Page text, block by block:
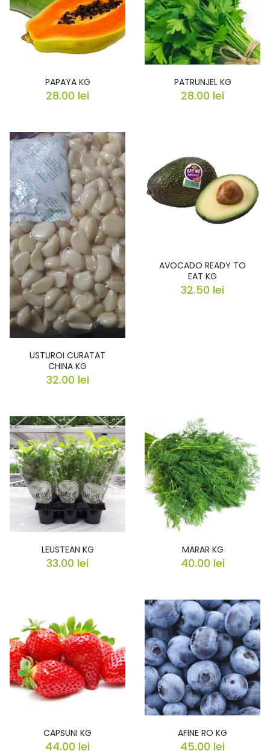
PAPAYA KG
28.00 lei
PATRUNJEL KG
28.00 lei
USTUROI CURATAT
CHINA KG
32.00 lei
AVOCADO READY TO
EAT KG
32.50 lei
LEUSTEAN KG
33.00 lei
MARAR KG
40.00 lei
CAPSUNI KG
44.00 lei
AFINE RO KG
45.00 lei